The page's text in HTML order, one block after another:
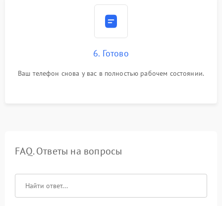
6. Готово
Ваш телефон снова у вас в полностью рабочем состоянии.
FAQ. Ответы на вопросы